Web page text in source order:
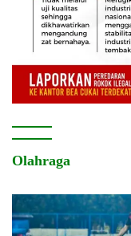
Olahraga